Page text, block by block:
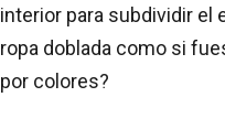
interior para subdividir el
ropa doblada como si
por colores?